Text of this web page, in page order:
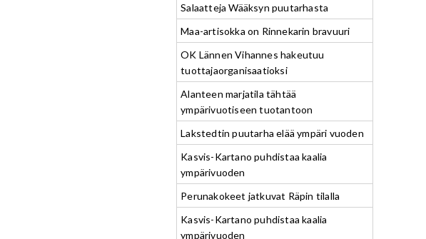
Salaatteja Wääksyn puutarhasta
Maa-artisokka on Rinnekarin bravuuri
OK Lännen Vihannes hakeutuu
tuottajaorganisaatioksi
Alanteen marjatila tähtää
ympärivuotiseen tuotantoon
Lakstedtin puutarha elää ympäri vuoden
Kasvis-Kartano puhdistaa kaalia
ympärivuoden
Perunakokeet jatkuvat Räpin tilalla
Kasvis-Kartano puhdistaa kaalia
ympärivuoden